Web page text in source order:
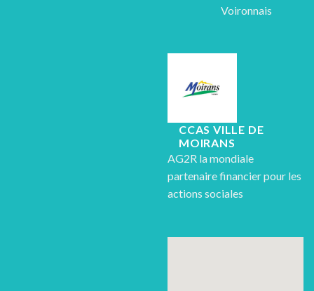
Voironnais
CCAS VILLE DE
MOIRANS
AG2R la mondiale
partenaire financier pour les
actions sociales